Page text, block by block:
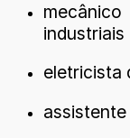
industriais
eletricista